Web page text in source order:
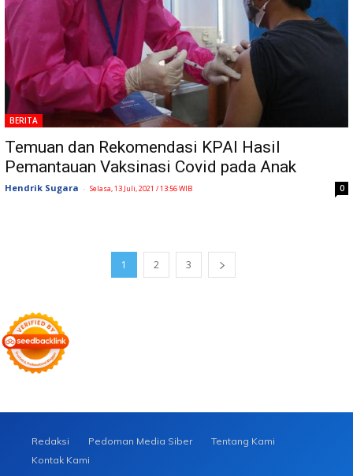
BERITA
Temuan dan Rekomendasi KPAI Hasil
Pemantauan Vaksinasi Covid pada Anak
Hendrik Sugara - Selasa, 13 Juli, 2021 / 13:56 WIB 0
1 2 3
Redaksi Pedoman Media Siber
Tentang Kami
Kontak Kami